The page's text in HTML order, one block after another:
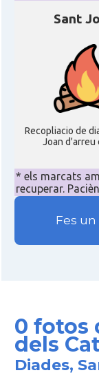
Sant
Recopliacio de
Joan d'arreu
* els marcats
recuperar.
Fes
0 fotos
dels
Diades,